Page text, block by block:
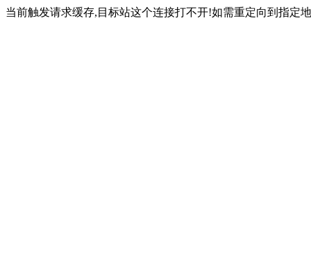
当前触发请求缓存,目标站这个连接打不开!如需重定向到指定